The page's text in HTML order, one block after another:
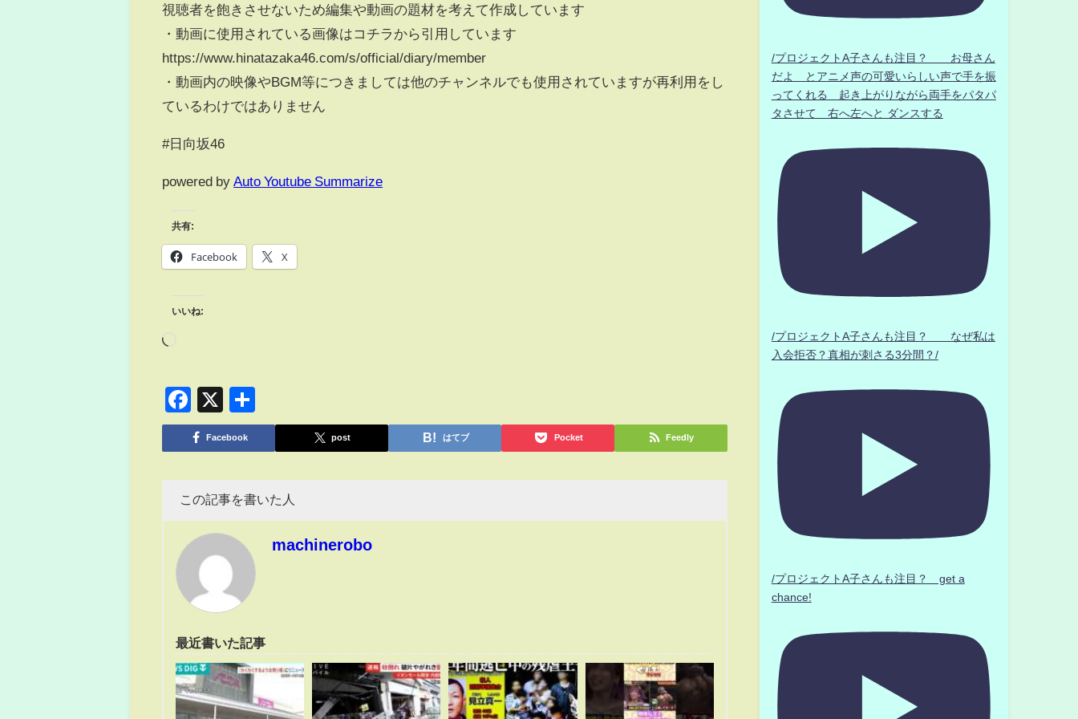
視聴者を飽きさせないため編集や動画の題材を考えて作成しています
・動画に使用されている画像はコチラから引用しています
https://www.hinatazaka46.com/s/official/diary/member
・動画内の映像やBGM等につきましては他のチャンネルでも使用されていますが再利用をし
ているわけではありません
#日向坂46
powered by Auto Youtube Summarize
共有:
Facebook X
いいね:
Facebook
X
有
Facebook post はてブ Pocket Feedly
この記事を書いた人
machinerobo
最近書いた記事
/プロジェクトA子さんも注目？ お母さん
だよ とアニメ声の可愛いらしい声で手を振
ってくれる 起き上がりながら両手をパタパ
タさせて 右へ左へと ダンスする
/プロジェクトA子さんも注目？ なぜ私は
入会拒否？真相が刺さる3分間？/
/プロジェクトA子さんも注目？ get a
chance!